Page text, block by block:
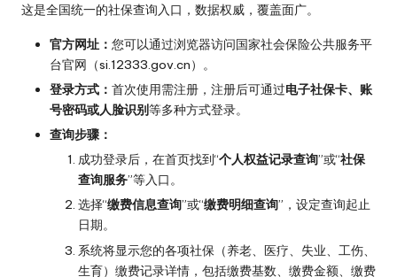
这是全国统一的社保查询入口，数据权威，覆盖面广。
官方网址： 您可以通过浏览器访问国家社会保险公共服务平
台官网（si.12333.gov.cn）。
登录方式： 首次使用需注册，注册后可通过电子社保卡、账
号密码或人脸识别等多种方式登录。
查询步骤：
成功登录后，在首页找到“个人权益记录查询”或“社保
查询服务”等入口。
选择“缴费信息查询”或“缴费明细查询”，设定查询起止
日期。
系统将显示您的各项社保（养老、医疗、失业、工伤、
生育）缴费记录详情，包括缴费基数、缴费金额、缴费